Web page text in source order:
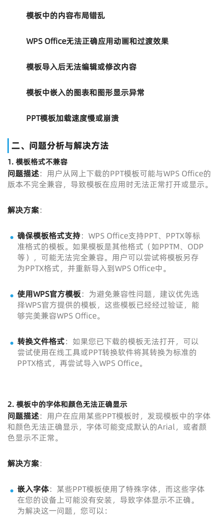
模板中的内容布局错乱
WPS Office无法正确应用动画和过渡效果
模板导入后无法编辑或修改内容
模板中嵌入的图表和图形显示异常
PPT模板加载速度慢或崩溃
二、问题分析与解决方法
1. 模板格式不兼容
问题描述：用户从网上下载的PPT模板可能与WPS Office的
版本不完全兼容，导致模板在应用时无法正常打开或显示。
解决方案：
确保模板格式支持：WPS Office支持PPT、PPTX等标
准格式的模板。如果模板是其他格式（如PPTM、ODP
等），可能无法完全兼容。用户可以尝试将模板另存
为PPTX格式，并重新导入到WPS Office中。
使用WPS官方模板：为避免兼容性问题，建议优先选
择WPS官方提供的模板，这些模板已经经过验证，能
够完美兼容WPS Office。
转换文件格式：如果您已下载的模板无法打开，可以
尝试使用在线工具或PPT转换软件将其转换为标准的
PPTX格式，再尝试导入WPS Office。
2. 模板中的字体和颜色无法正确显示
问题描述：用户在应用某些PPT模板时，发现模板中的字体
和颜色无法正确显示，字体可能变成默认的Arial，或者颜
色显示不正常。
解决方案：
嵌入字体：某些PPT模板使用了特殊字体，而这些字体
在您的设备上可能没有安装，导致字体显示不正确。
为解决这一问题，您可以：